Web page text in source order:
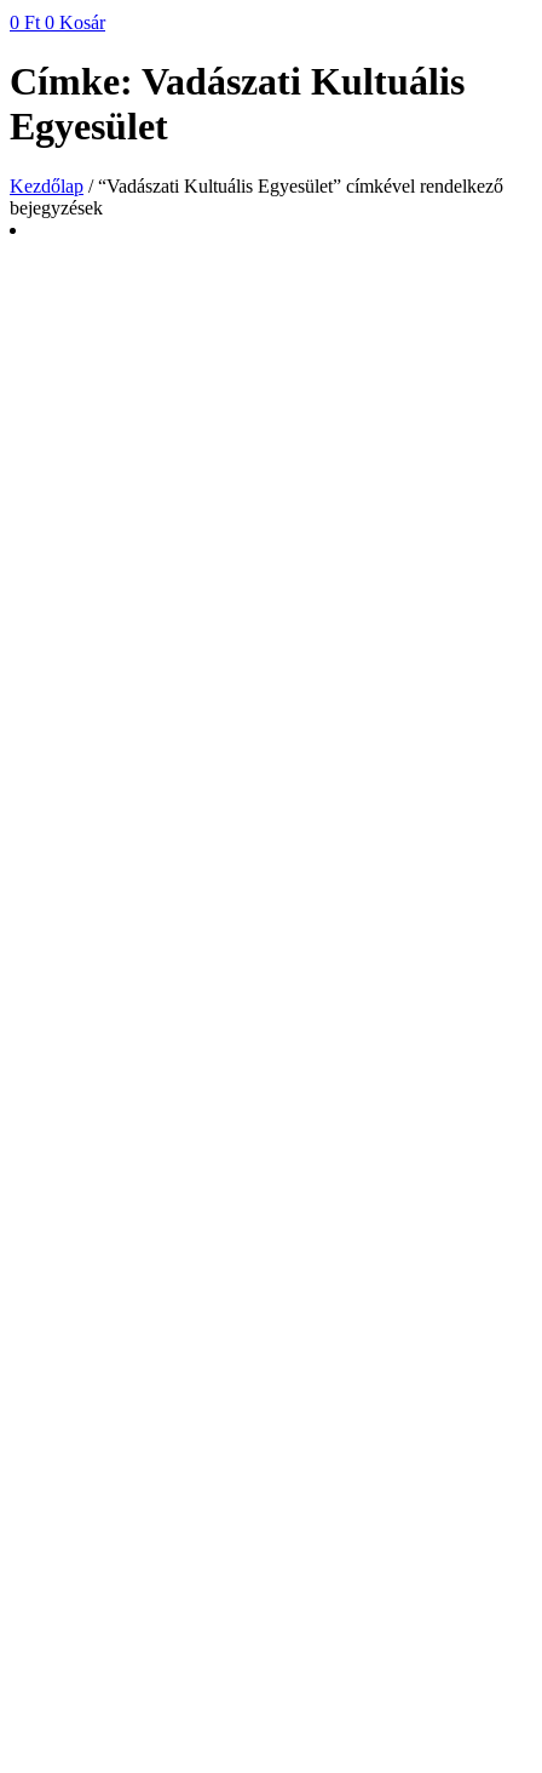
0 Ft 0 Kosár
Címke: Vadászati Kultuális
Egyesület
Kezdőlap / “Vadászati Kultuális Egyesület” címkével rendelkező
bejegyzések